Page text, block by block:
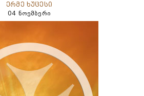
ერმე ხუცესი
04 ნოემბერი